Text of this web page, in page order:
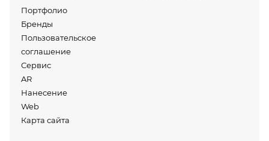
Портфолио
Бренды
Пользовательское
соглашение
Сервис
AR
Нанесение
Web
Карта сайта